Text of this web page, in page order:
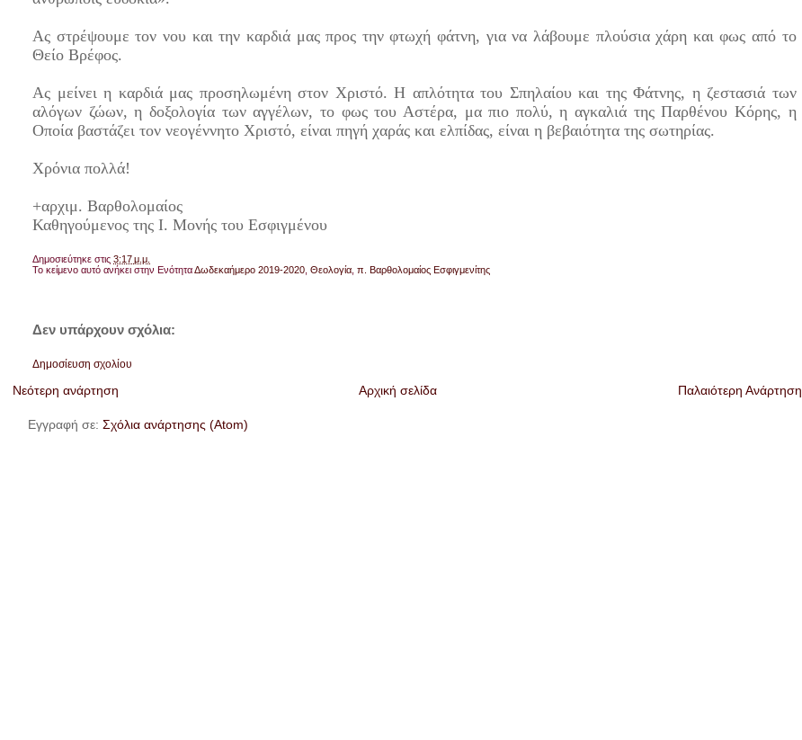
Ας στρέψουμε τον νου και την καρδιά μας προς την φτωχή φάτνη, για να λάβουμε πλούσια χάρη και φως από το
Θείο Βρέφος.
Ας μείνει η καρδιά μας προσηλωμένη στον Χριστό. Η απλότητα του Σπηλαίου και της Φάτνης, η ζεστασιά των
αλόγων ζώων, η δοξολογία των αγγέλων, το φως του Αστέρα, μα πιο πολύ, η αγκαλιά της Παρθένου Κόρης, η
Οποία βαστάζει τον νεογέννητο Χριστό, είναι πηγή χαράς και ελπίδας, είναι η βεβαιότητα της σωτηρίας.
Χρόνια πολλά!
+αρχιμ. Βαρθολομαίος
Καθηγούμενος της Ι. Μονής του Εσφιγμένου
Δημοσιεύτηκε στις3:17 μ.μ.
Το κείμενο αυτό ανήκει στην ΕνότηταΔωδεκαήμερο 2019-2020 ,Θεολογία ,π. Βαρθολομαίος Εσφιγμενίτης
Δεν υπάρχουν σχόλια:
Δημοσίευση σχολίου
Νεότερη ανάρτηση Παλαιότερη Ανάρτηση
Αρχική σελίδα
Εγγραφή σε:Σχόλια ανάρτησης (Atom)